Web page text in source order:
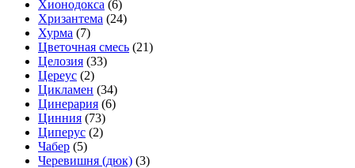
Хионодокса (6)
Хризантема (24)
Хурма (7)
Цветочная смесь (21)
Целозия (33)
Цереус (2)
Цикламен (34)
Цинерария (6)
Цинния (73)
Циперус (2)
Чабер (5)
Черевишня (дюк) (3)